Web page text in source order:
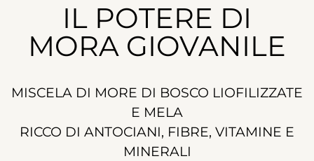
IL POTERE DI
MORA GIOVANILE
MISCELA DI MORE DI BOSCO LIOFILIZZATE
E MELA
RICCO DI ANTOCIANI, FIBRE, VITAMINE E
MINERALI